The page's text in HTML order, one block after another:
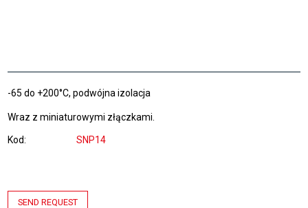
-65 do +200°C, podwójna izolacja
Wraz z miniaturowymi złączkami.
Kod SNP14
SEND REQUEST